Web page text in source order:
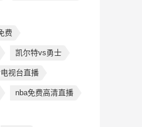
费
凯尔特vs勇士
视台直播
nba免费高清直播